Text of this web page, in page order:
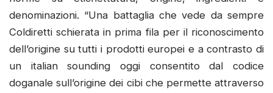
denominazioni. “Una battaglia che vede da sempre
Coldiretti schierata in prima fila per il riconoscimento
dell’origine su tutti i prodotti europei e a contrasto di
un italian sounding oggi consentito dal codice
doganale sull’origine dei cibi che permette attraverso